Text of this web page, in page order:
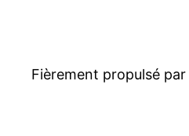
Fièrement propulsé par